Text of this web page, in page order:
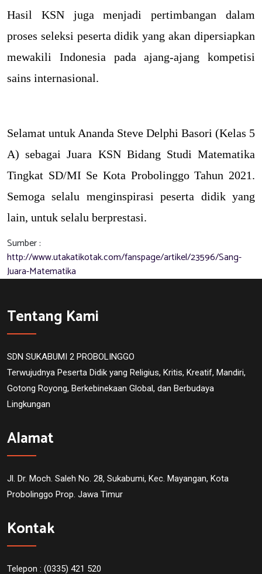
Hasil KSN juga menjadi pertimbangan dalam
proses seleksi peserta didik yang akan dipersiapkan
mewakili Indonesia pada ajang-ajang kompetisi
sains internasional.
Selamat untuk Ananda Steve Delphi Basori (Kelas 5
A) sebagai Juara KSN Bidang Studi Matematika
Tingkat SD/MI Se Kota Probolinggo Tahun 2021.
Semoga selalu menginspirasi peserta didik yang
lain, untuk selalu berprestasi.
Sumber :
http://www.utakatikotak.com/fanspage/artikel/23596/Sang-
Juara-Matematika
Tentang Kami
SDN SUKABUMI 2 PROBOLINGGO
Terwujudnya Peserta Didik yang Religius, Kritis, Kreatif, Mandiri,
Gotong Royong, Berkebinekaan Global, dan Berbudaya
Lingkungan
Alamat
Jl. Dr. Moch. Saleh No. 28, Sukabumi, Kec. Mayangan, Kota
Probolinggo Prop. Jawa Timur
Kontak
Telepon : (0335) 421 520